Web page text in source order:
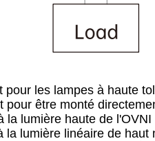
pour les lampes à haute
pour être monté
la lumière haute de l'OVNI
la lumière linéaire de haut